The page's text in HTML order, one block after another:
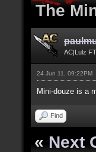
The
AC|Lulz
24 Jun 11, 09:22PM
Mini-douze is a
Find
« Next